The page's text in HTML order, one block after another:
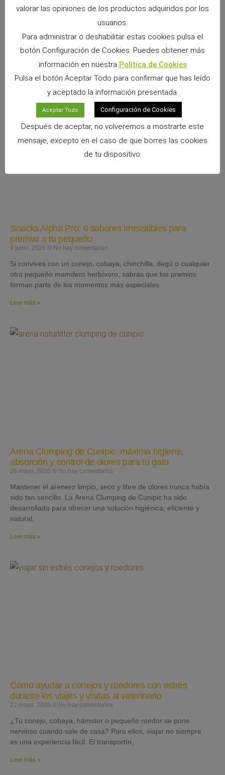
SIGUIENTE
Snacks Alpha Pro: 6 sabores irresistibles para
premiar a tu pequeño
9 junio, 2026 No hay comentarios
Si convives con un conejo, cobaya, chinchilla, degú o cualquier
otro pequeño mamífero herbívoro, sabrás que los premios
forman parte de los momentos más especiales
Leer más »
Arena Clumping de Cunipic: máxima higiene,
absorción y control de olores para tu gato
26 mayo, 2026 No hay comentarios
Mantener el arenero limpio, seco y libre de olores nunca había
sido tan sencillo. La Arena Clumping de Cunipic ha sido
desarrollada para ofrecer una solución higiénica, eficiente y
natural,
Leer más »
Cómo ayudar a conejos y roedores con estrés
durante los viajes y visitas al veterinario
22 mayo, 2026 No hay comentarios
¿Tu conejo, cobaya, hámster o pequeño roedor se pone
nervioso cuando sale de casa? Para ellos, viajar no siempre
es una experiencia fácil. El transportín,
Leer más »
valorar las opiniones de los productos adquiridos por los
usuarios.
Para administrar o deshabilitar estas cookies pulsa el
botón Configuración de Cookies. Puedes obtener más
información en nuestra Política de Cookies
Pulsa el botón Aceptar Todo para confirmar que has leído
y aceptado la información presentada.
Aceptar Todo Configuración de Cookies
Después de aceptar, no volveremos a mostrarte este
mensaje, excepto en el caso de que borres las cookies
de tu dispositivo.